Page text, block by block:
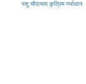
पशु चौपायमा कृत्रिम गर्भाधान